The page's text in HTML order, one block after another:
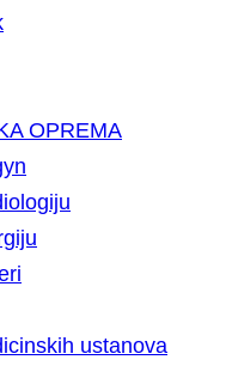
OPREMA
ustanova